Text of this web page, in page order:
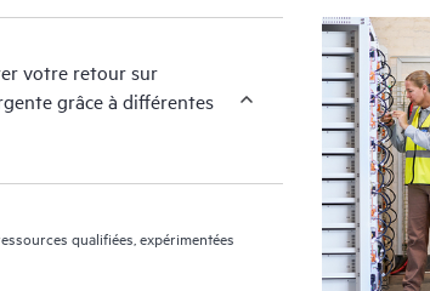
couverts par
configuration.
trimestriels pour
reproduire.
votre retour sur
grâce à différentes
qualifiées, expérimentées